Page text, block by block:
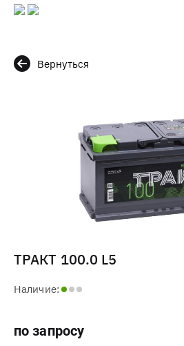
Вернуться
ТРАКТ 100.0 L5
Наличие:
по запросу